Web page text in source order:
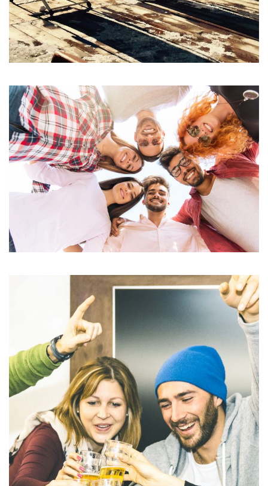
MEETINGS & EVENTS
Aliquam Erat Volutpat
ACTIVITIES
Ornare arcu odio